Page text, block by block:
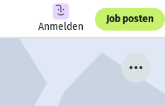
Anmelden
Job posten